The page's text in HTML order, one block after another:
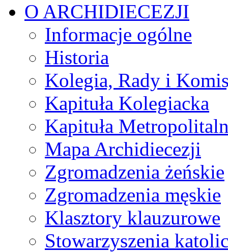
O ARCHIDIECEZJI
Informacje ogólne
Historia
Kolegia, Rady i
Kapituła Kolegiacka
Kapituła
Mapa Archidiecezji
Zgromadzenia żeńskie
Zgromadzenia męskie
Klasztory klauzurowe
Stowarzyszenia